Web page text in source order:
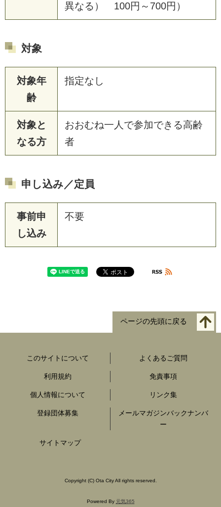
異なる） 100円～700円）
対象
対象年
齢
指定なし
対象と
なる方
おおむね一人で参加できる高齢
者
申し込み／定員
事前申
し込み
不要
ページの先頭に戻る
このサイトについて よくあるご質問
利用規約 免責事項
個人情報について リンク集
登録団体募集
メールマガジンバックナンバ
ー
サイトマップ
Copyright (C) Ota City All rights reserved.
Powered By 元気365